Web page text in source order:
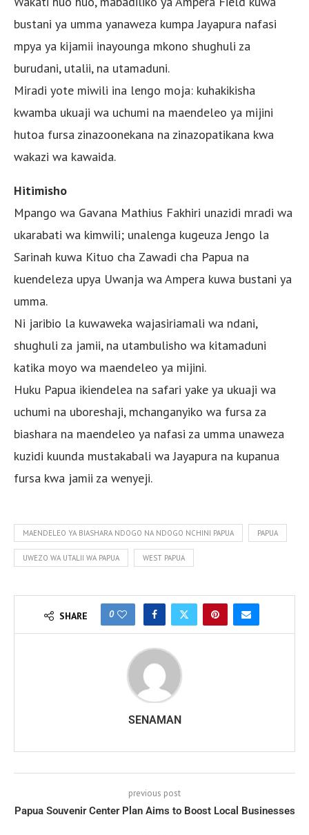
bustani ya umma yanaweza kumpa Jayapura nafasi
mpya ya kijamii inayounga mkono shughuli za
burudani, utalii, na utamaduni.
Miradi yote miwili ina lengo moja: kuhakikisha
kwamba ukuaji wa uchumi na maendeleo ya mijini
hutoa fursa zinazoonekana na zinazopatikana kwa
wakazi wa kawaida.
Hitimisho
Mpango wa Gavana Mathius Fakhiri unazidi mradi wa
ukarabati wa kimwili; unalenga kugeuza Jengo la
Sarinah kuwa Kituo cha Zawadi cha Papua na
kuendeleza upya Uwanja wa Ampera kuwa bustani ya
umma.
Ni jaribio la kuwaweka wajasiriamali wa ndani,
shughuli za jamii, na utambulisho wa kitamaduni
katika moyo wa maendeleo ya mijini.
Huku Papua ikiendelea na safari yake ya ukuaji wa
uchumi na uboreshaji, mchanganyiko wa fursa za
biashara na maendeleo ya nafasi za umma unaweza
kuzidi kuunda mustakabali wa Jayapura na kupanua
fursa kwa jamii za wenyeji.
MAENDELEO YA BIASHARA NDOGO NA NDOGO NCHINI PAPUA PAPUA
UWEZO WA UTALII WA PAPUA WEST PAPUA
SHARE 0
SENAMAN
previous post
Papua Souvenir Center Plan Aims to Boost Local Businesses